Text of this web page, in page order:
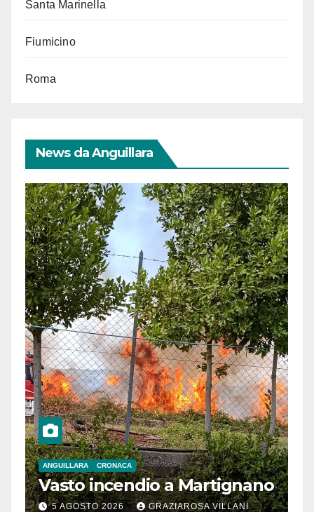
Santa Marinella
Fiumicino
Roma
News da Anguillara
ANGUILLARA CRONACA
Vasto incendio a Martignano
5 AGOSTO 2026 GRAZIAROSA VILLANI